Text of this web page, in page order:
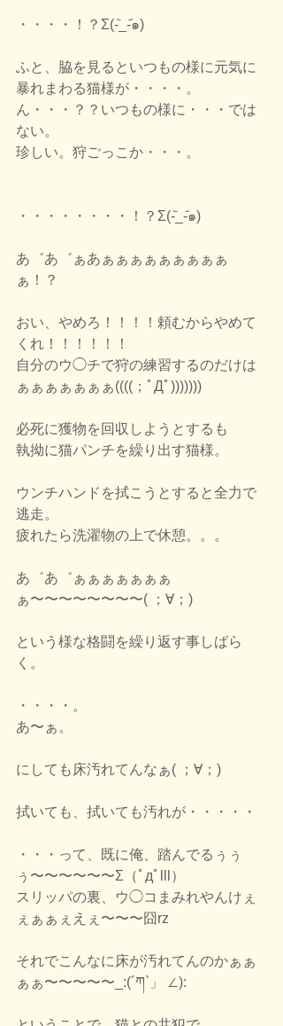
・・・・！？Σ(-᷅_-᷄๑)
ふと、脇を見るといつもの様に元気に
暴れまわる猫様が・・・・。
ん・・・？？いつもの様に・・・では
ない。
珍しい。狩ごっこか・・・。
・・・・・・・・！？Σ(-᷅_-᷄๑)
あ゛あ゛ぁあぁぁぁぁぁぁぁぁぁ
ぁ！？
おい、やめろ！！！！頼むからやめて
くれ！！！！！！
自分のウ◯チで狩の練習するのだけは
ぁぁぁぁぁぁぁ((((；ﾟДﾟ)))))))
必死に獲物を回収しようとするも
執拗に猫パンチを繰り出す猫様。
ウンチハンドを拭こうとすると全力で
逃走。
疲れたら洗濯物の上で休憩。。。
あ゛あ゛ぁぁぁぁぁぁぁ
ぁ〜〜〜〜〜〜〜〜( ；∀；)
という様な格闘を繰り返す事しばら
く。
・・・・。
あ〜ぁ。
にしても床汚れてんなぁ( ；∀；)
拭いても、拭いても汚れが・・・・・
・・・って、既に俺、踏んでるぅぅ
ぅ〜〜〜〜〜〜Σ（ﾟдﾟlll）
スリッパの裏、ウ◯コまみれやんけぇ
ぇぁぁぇえぇ〜〜〜囧rz
それでこんなに床が汚れてんのかぁぁ
ぁぁ〜〜〜〜〜_:(´ཀ`」 ∠):